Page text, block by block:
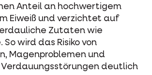
Anteil an hochwertigem
Eiweiß und verzichtet auf
Zutaten wie
So wird das Risiko von
Magenproblemen und
deutlich